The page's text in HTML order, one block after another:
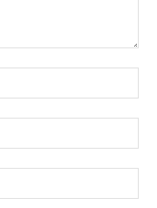
:*
:*
: